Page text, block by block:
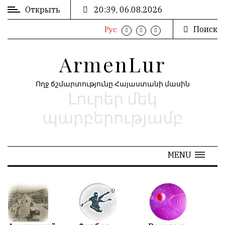
ВХОД
РЕГИСТРАЦИЯ
АРХИВ
« Июнь 2026
ՄՈՒՏՔ
Открыть 20:39, 06.08.2026
Рус Поиск
ArmenLur
Ողջ ճշմարտությունը Հայաստանի մասին
Լուրեր մեկ
պարբերությամբ
MENU